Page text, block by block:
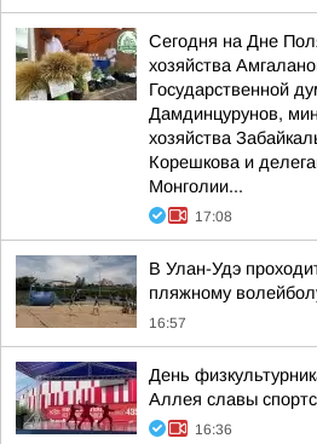
Сегодня на Дне
хозяйства
Государственной
Дамдинцурунов,
хозяйства
Корешкова и
Монголии...
17:08
В Улан-Удэ
пляжному
16:57
День
Аллея славы
16:36